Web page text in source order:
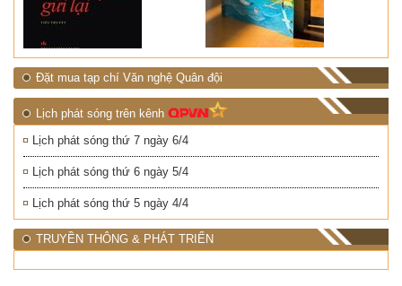
Đặt mua tạp chí Văn nghệ Quân đội
Lịch phát sóng trên kênh
Lịch phát sóng thứ 7 ngày 6/4
Lịch phát sóng thứ 6 ngày 5/4
Lịch phát sóng thứ 5 ngày 4/4
TRUYỀN THÔNG & PHÁT TRIỂN